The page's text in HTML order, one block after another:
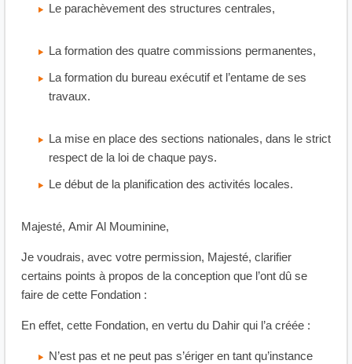
Le parachèvement des structures centrales,
La formation des quatre commissions permanentes,
La formation du bureau exécutif et l’entame de ses
travaux.
La mise en place des sections nationales, dans le strict
respect de la loi de chaque pays.
Le début de la planification des activités locales.
Majesté, Amir Al Mouminine,
Je voudrais, avec votre permission, Majesté, clarifier
certains points à propos de la conception que l’ont dû se
faire de cette Fondation :
En effet, cette Fondation, en vertu du Dahir qui l’a créée :
N’est pas et ne peut pas s’ériger en tant qu’instance